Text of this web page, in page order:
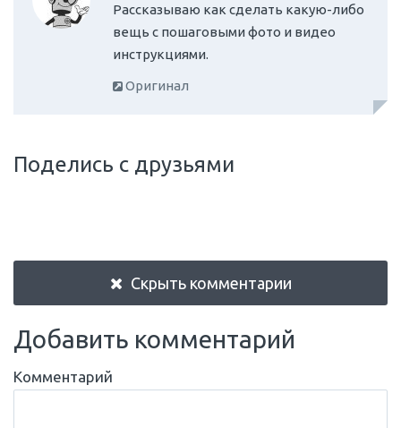
Рассказываю как сделать какую-либо
вещь с пошаговыми фото и видео
инструкциями.
Оригинал
Поделись с друзьями
Скрыть комментарии
Добавить комментарий
Комментарий